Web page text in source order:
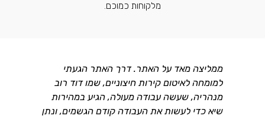
מלקוחות כמוכם.
ממליצה מאד על האתר. דרך האתר הגעתי
למומחה לאיטום קירות חיצוניים, שמו דוד רוב
מנהריה, שעשה עבודה מעולה, הגיע במהירות
שיא כדי לעשות את העבודה קודם הגשמים, ונתן